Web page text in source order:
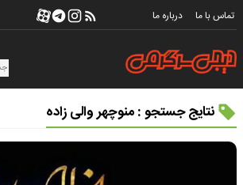
تماس با ما درباره ما
نتایج جستجو : منوچهر والی زاده